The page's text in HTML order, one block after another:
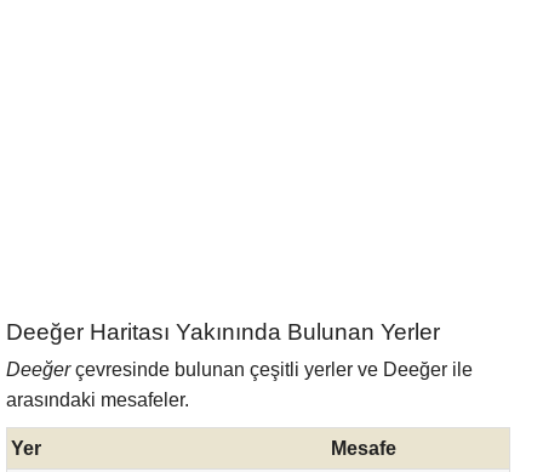
Deeğer Haritası Yakınında Bulunan Yerler
Deeğerçevresinde bulunan çeşitli yerler ve Deeğer ile
arasındaki mesafeler.
Yer
Mesafe